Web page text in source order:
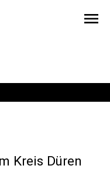
menu
Kreis Düren